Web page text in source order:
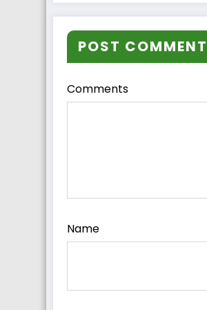
POST COMMENT
Comments
Name